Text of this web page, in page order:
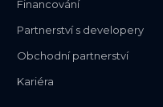
Financování
Partnerství s developery
Obchodní partnerství
Kariéra